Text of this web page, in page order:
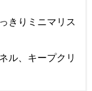
きりミニマリス
ル、キープクリ